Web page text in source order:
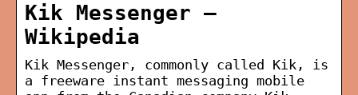
Kik Messenger –
Wikipedia
Kik Messenger, commonly called Kik, is
a freeware instant messaging mobile